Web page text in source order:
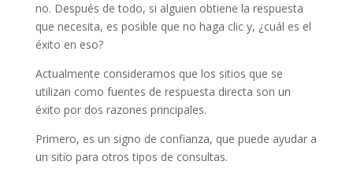
no. Después de todo, si alguien obtiene la respuesta
que necesita, es posible que no haga clic y, ¿cuál es el
éxito en eso?
Actualmente consideramos que los sitios que se
utilizan como fuentes de respuesta directa son un
éxito por dos razones principales.
Primero, es un signo de confianza, que puede ayudar a
un sitio para otros tipos de consultas.